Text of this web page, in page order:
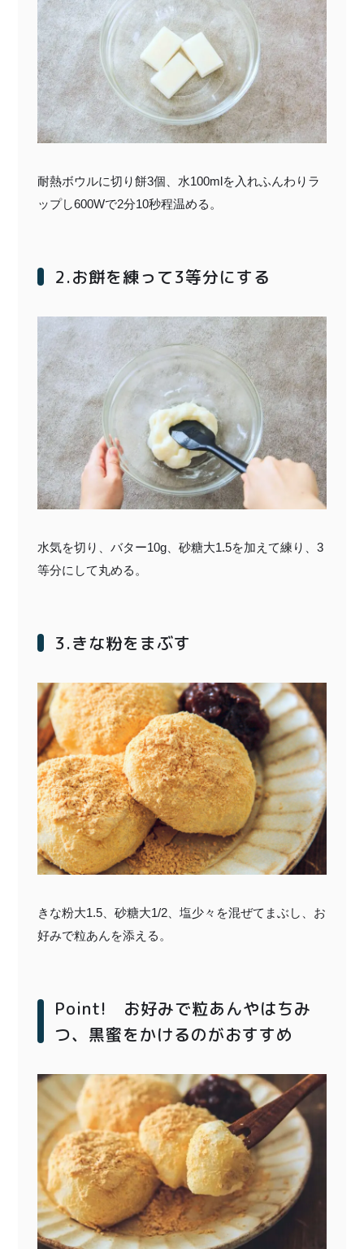
耐熱ボウルに切り餅3個、水100mlを入れふんわりラ
ップし600Wで2分10秒程温める。
2.お餅を練って3等分にする
水気を切り、バター10g、砂糖大1.5を加えて練り、3
等分にして丸める。
3.きな粉をまぶす
きな粉大1.5、砂糖大1/2、塩少々を混ぜてまぶし、お
好みで粒あんを添える。
Point! お好みで粒あんやはちみ
つ、黒蜜をかけるのがおすすめ